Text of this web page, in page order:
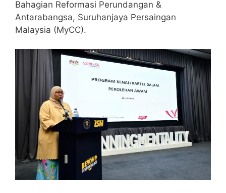
Bahagian Reformasi Perundangan &
Antarabangsa, Suruhanjaya Persaingan
Malaysia (MyCC).